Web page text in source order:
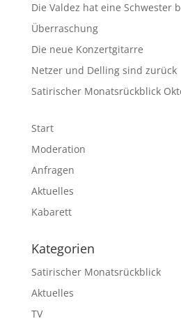
Die Valdez hat eine Schwester
Überraschung
Die neue Konzertgitarre
Netzer und Delling sind zurück
Satirischer Monatsrückblick
Start
Moderation
Anfragen
Aktuelles
Kabarett
Kategorien
Satirischer Monatsrückblick
Aktuelles
TV